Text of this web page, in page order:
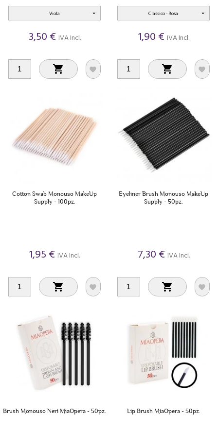
Viola
3,50 € IVA Incl.
 
Classico - Rosa
1,90 € IVA Incl.
 
Cotton Swab Monouso MakeUp
Supply - 100pz.
1,95 € IVA Incl.
 
Eyeliner Brush Monouso MakeUp
Supply - 50pz.
7,30 € IVA Incl.
 
Brush Monouso Neri MiaOpera - 50pz. Lip Brush MiaOpera - 50pz.